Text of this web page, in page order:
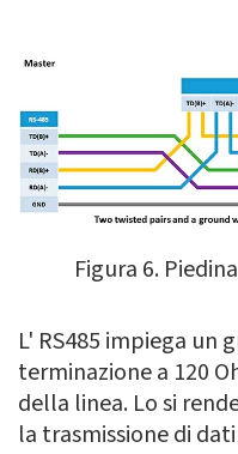
Figura 6.
L' RS485 impiega un
terminazione a 120
della linea. Lo si
la trasmissione di